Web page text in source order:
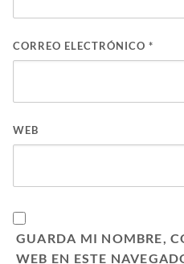
CORREO ELECTRÓNICO *
WEB
GUARDA MI NOMBRE,
WEB EN ESTE